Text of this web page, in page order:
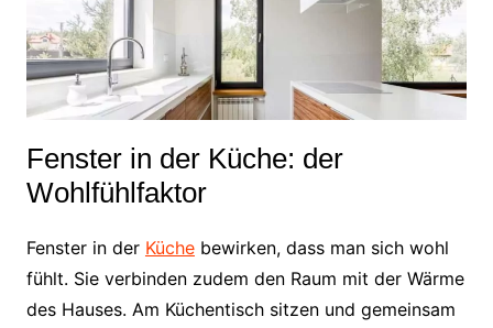
Fenster in der Küche: der
Wohlfühlfaktor
Fenster in der Küchebewirken, dass man sich wohl
fühlt. Sie verbinden zudem den Raum mit der Wärme
des Hauses. Am Küchentisch sitzen und gemeinsam